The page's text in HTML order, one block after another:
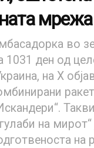
мрежа
во
1031 ден од
на Х
на мирот“
на